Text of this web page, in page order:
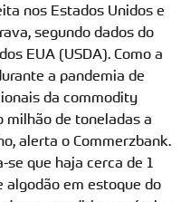
nos Estados Unidos e
segundo dados do
EUA (USDA). Como a
a pandemia de
da commodity
milhão de toneladas a
alerta o Commerzbank.
se que haja cerca de 1
algodão em estoque do